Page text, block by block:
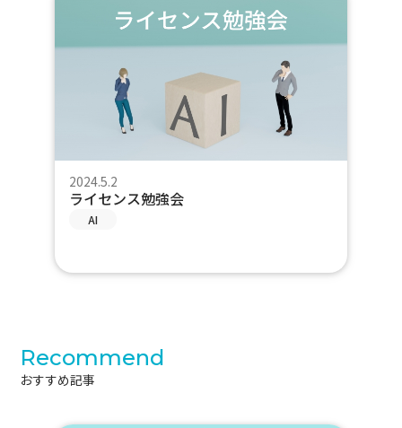
2024.5.2
ライセンス勉強会
AI
Recommend
おすすめ記事